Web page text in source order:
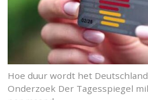
Hoe duur wordt het
Onderzoek Der Tagesspiegel